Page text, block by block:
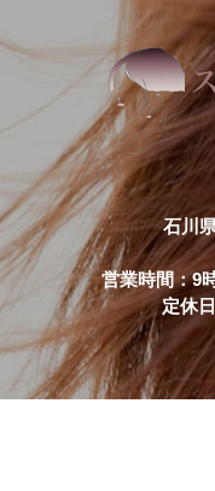
石川
営業時間：9
定休